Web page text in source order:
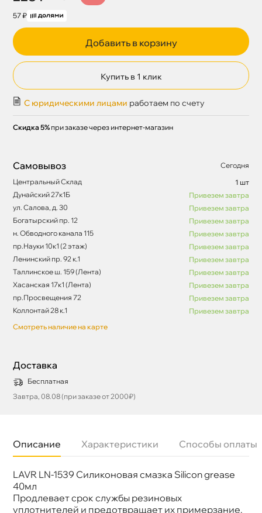
57 ₽
Добавить в корзину
Купить в 1 клик
С юридическими лицами работаем по счету
Скидка 5% при заказе через интернет-магазин
Самовывоз
Сегодня
Центральный Склад
1 шт
Дунайский 27к1Б
Привезем завтра
ул. Салова, д. 30
Привезем завтра
Богатырский пр. 12
Привезем завтра
н. Обводного канала 115
Привезем завтра
пр.Науки 10к1 (2 этаж)
Привезем завтра
Ленинский пр. 92 к.1
Привезем завтра
Таллинское ш. 159 (Лента)
Привезем завтра
Хасанская 17к1 (Лента)
Привезем завтра
пр.Просвещения 72
Привезем завтра
Коллонтай 28 к.1
Привезем завтра
Смотреть наличие на карте
Доставка
Бесплатная
Завтра, 08.08 (при заказе от 2000₽)
Описание Характеристики Способы оплаты
LAVR LN-1539 Силиконовая смазка Silicon grease
40мл
Продлевает срок службы резиновых
уплотнителей и предотвращает их примерзание.
Бренд
LAVR
Объем
Артикул